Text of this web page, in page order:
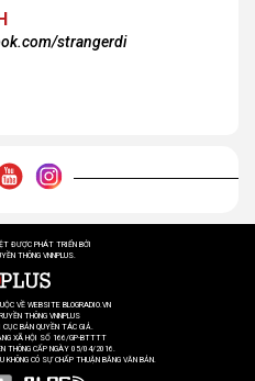
strangerdi
ĐƯỢC PHÁT TRIỂN BỞI
THÔNG VNNPLUS.
VỀ WEBSITE BLOGRADIO.VN
THÔNG VNNPLUS
BẢN QUYỀN TÁC GIẢ.
XÃ HỘI SỐ 166/GP-BTTTT
THÔNG CẤP NGÀY 05/04/2016.
KHÔNG CÓ SỰ CHẤP THUẬN BẰNG VĂN BẢN.